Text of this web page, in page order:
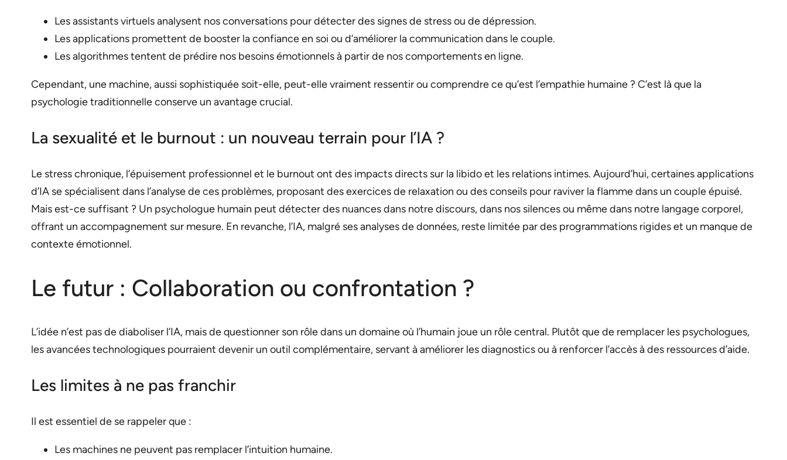
Les assistants virtuels analysent nos conversations pour détecter des signes de stress ou de dépression.
Les applications promettent de booster la confiance en soi ou d’améliorer la communication dans le couple.
Les algorithmes tentent de prédire nos besoins émotionnels à partir de nos comportements en ligne.
Cependant, une machine, aussi sophistiquée soit-elle, peut-elle vraiment ressentir ou comprendre ce qu’est l’empathie humaine ? C’est là que la
psychologie traditionnelle conserve un avantage crucial.
La sexualité et le burnout : un nouveau terrain pour l’IA ?
Le stress chronique, l’épuisement professionnel et le burnout ont des impacts directs sur la libido et les relations intimes. Aujourd’hui, certaines applications
d’IA se spécialisent dans l’analyse de ces problèmes, proposant des exercices de relaxation ou des conseils pour raviver la flamme dans un couple épuisé.
Mais est-ce suffisant ? Un psychologue humain peut détecter des nuances dans notre discours, dans nos silences ou même dans notre langage corporel,
offrant un accompagnement sur mesure. En revanche, l’IA, malgré ses analyses de données, reste limitée par des programmations rigides et un manque de
contexte émotionnel.
Le futur : Collaboration ou confrontation ?
L’idée n’est pas de diaboliser l’IA, mais de questionner son rôle dans un domaine où l’humain joue un rôle central. Plutôt que de remplacer les psychologues,
les avancées technologiques pourraient devenir un outil complémentaire, servant à améliorer les diagnostics ou à renforcer l’accès à des ressources d’aide.
Les limites à ne pas franchir
Il est essentiel de se rappeler que :
Les machines ne peuvent pas remplacer l’intuition humaine.